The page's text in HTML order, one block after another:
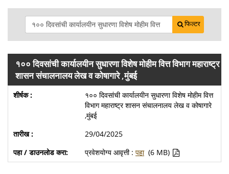
फिल्टर
१०० दिवसांची कार्यालयीन सुधारणा विशेष मोहीम वित्त विभाग महाराष्ट्र
शासन संचालनालय लेख व कोषागारे ,मुंबई
१०० दिवसांची कार्यालयीन सुधारणा विशेष मोहीम वित्त
विभाग महाराष्ट्र शासन संचालनालय लेख व कोषागारे
,मुंबई
29/04/2025
प्रवेशयोग्य आवृत्ती : पहा (6 MB)